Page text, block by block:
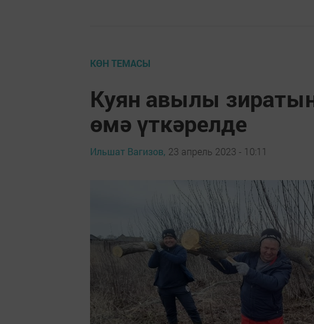
КӨН ТЕМАСЫ
Куян авылы
өмә үткәрелде
Ильшат Вагизов, 23 апрель 2023 - 10:11